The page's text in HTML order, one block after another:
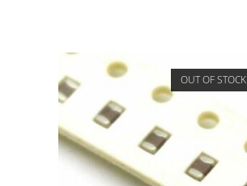
OUT OF STOCK